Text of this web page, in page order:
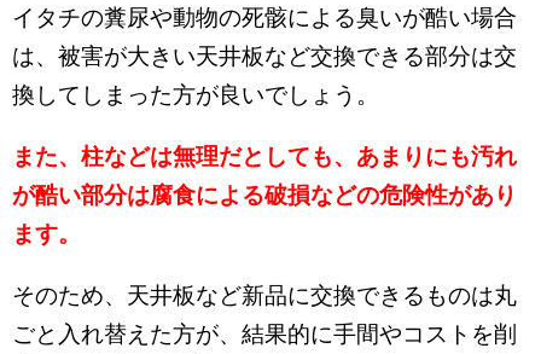
イタチの糞尿や動物の死骸による臭いが酷い場合
は、被害が大きい天井板など交換できる部分は交
換してしまった方が良いでしょう。
また、柱などは無理だとしても、あまりにも汚れ
が酷い部分は腐食による破損などの危険性があり
ます。
そのため、天井板など新品に交換できるものは丸
ごと入れ替えた方が、結果的に手間やコストを削